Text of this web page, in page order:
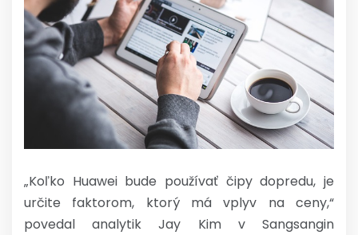
„Koľko Huawei bude používať čipy dopredu, je
určite faktorom, ktorý má vplyv na ceny,“
povedal analytik Jay Kim v Sangsangin